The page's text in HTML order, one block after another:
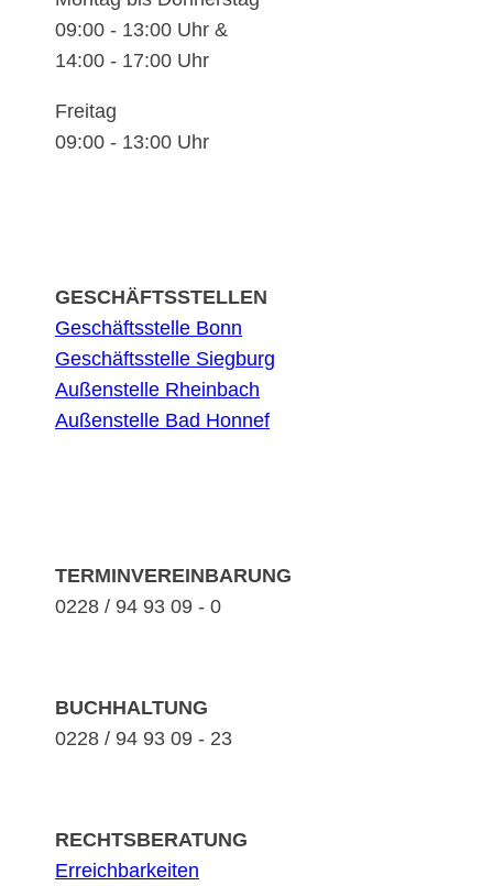
09:00 - 13:00 Uhr &
14:00 - 17:00 Uhr
Freitag
09:00 - 13:00 Uhr
GESCHÄFTSSTELLEN
Geschäftsstelle Bonn
Geschäftsstelle Siegburg
Außenstelle Rheinbach
Außenstelle Bad Honnef
TERMINVEREINBARUNG
0228 / 94 93 09 - 0
BUCHHALTUNG
0228 / 94 93 09 - 23
RECHTSBERATUNG
Erreichbarkeiten